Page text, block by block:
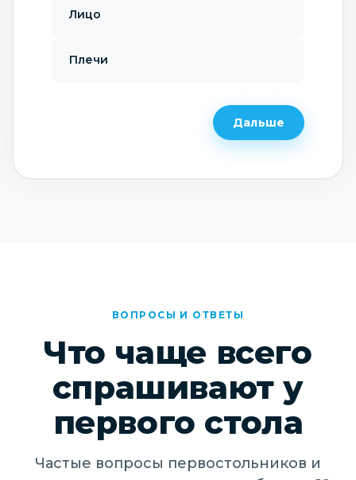
Лицо
Плечи
Дальше
ВОПРОСЫ И ОТВЕТЫ
Что чаще всего
спрашивают у
первого стола
Частые вопросы первостольников и